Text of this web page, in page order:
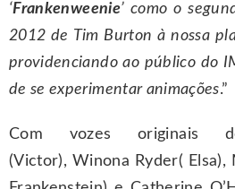
‘Frankenweenie’ como o
2012 de Tim Burton à nossa
providenciando ao público do
de se experimentar animações.”
Com vozes originais
(Victor), Winona Ryder(